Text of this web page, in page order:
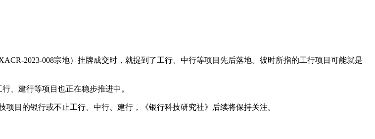
2023-008宗地）挂牌成交时，就提到了工行、中行等项目先后落地。彼时所指的工行项目可能就是
、建行等项目也正在稳步推进中。
目的银行或不止工行、中行、建行，《银行科技研究社》后续将保持关注。